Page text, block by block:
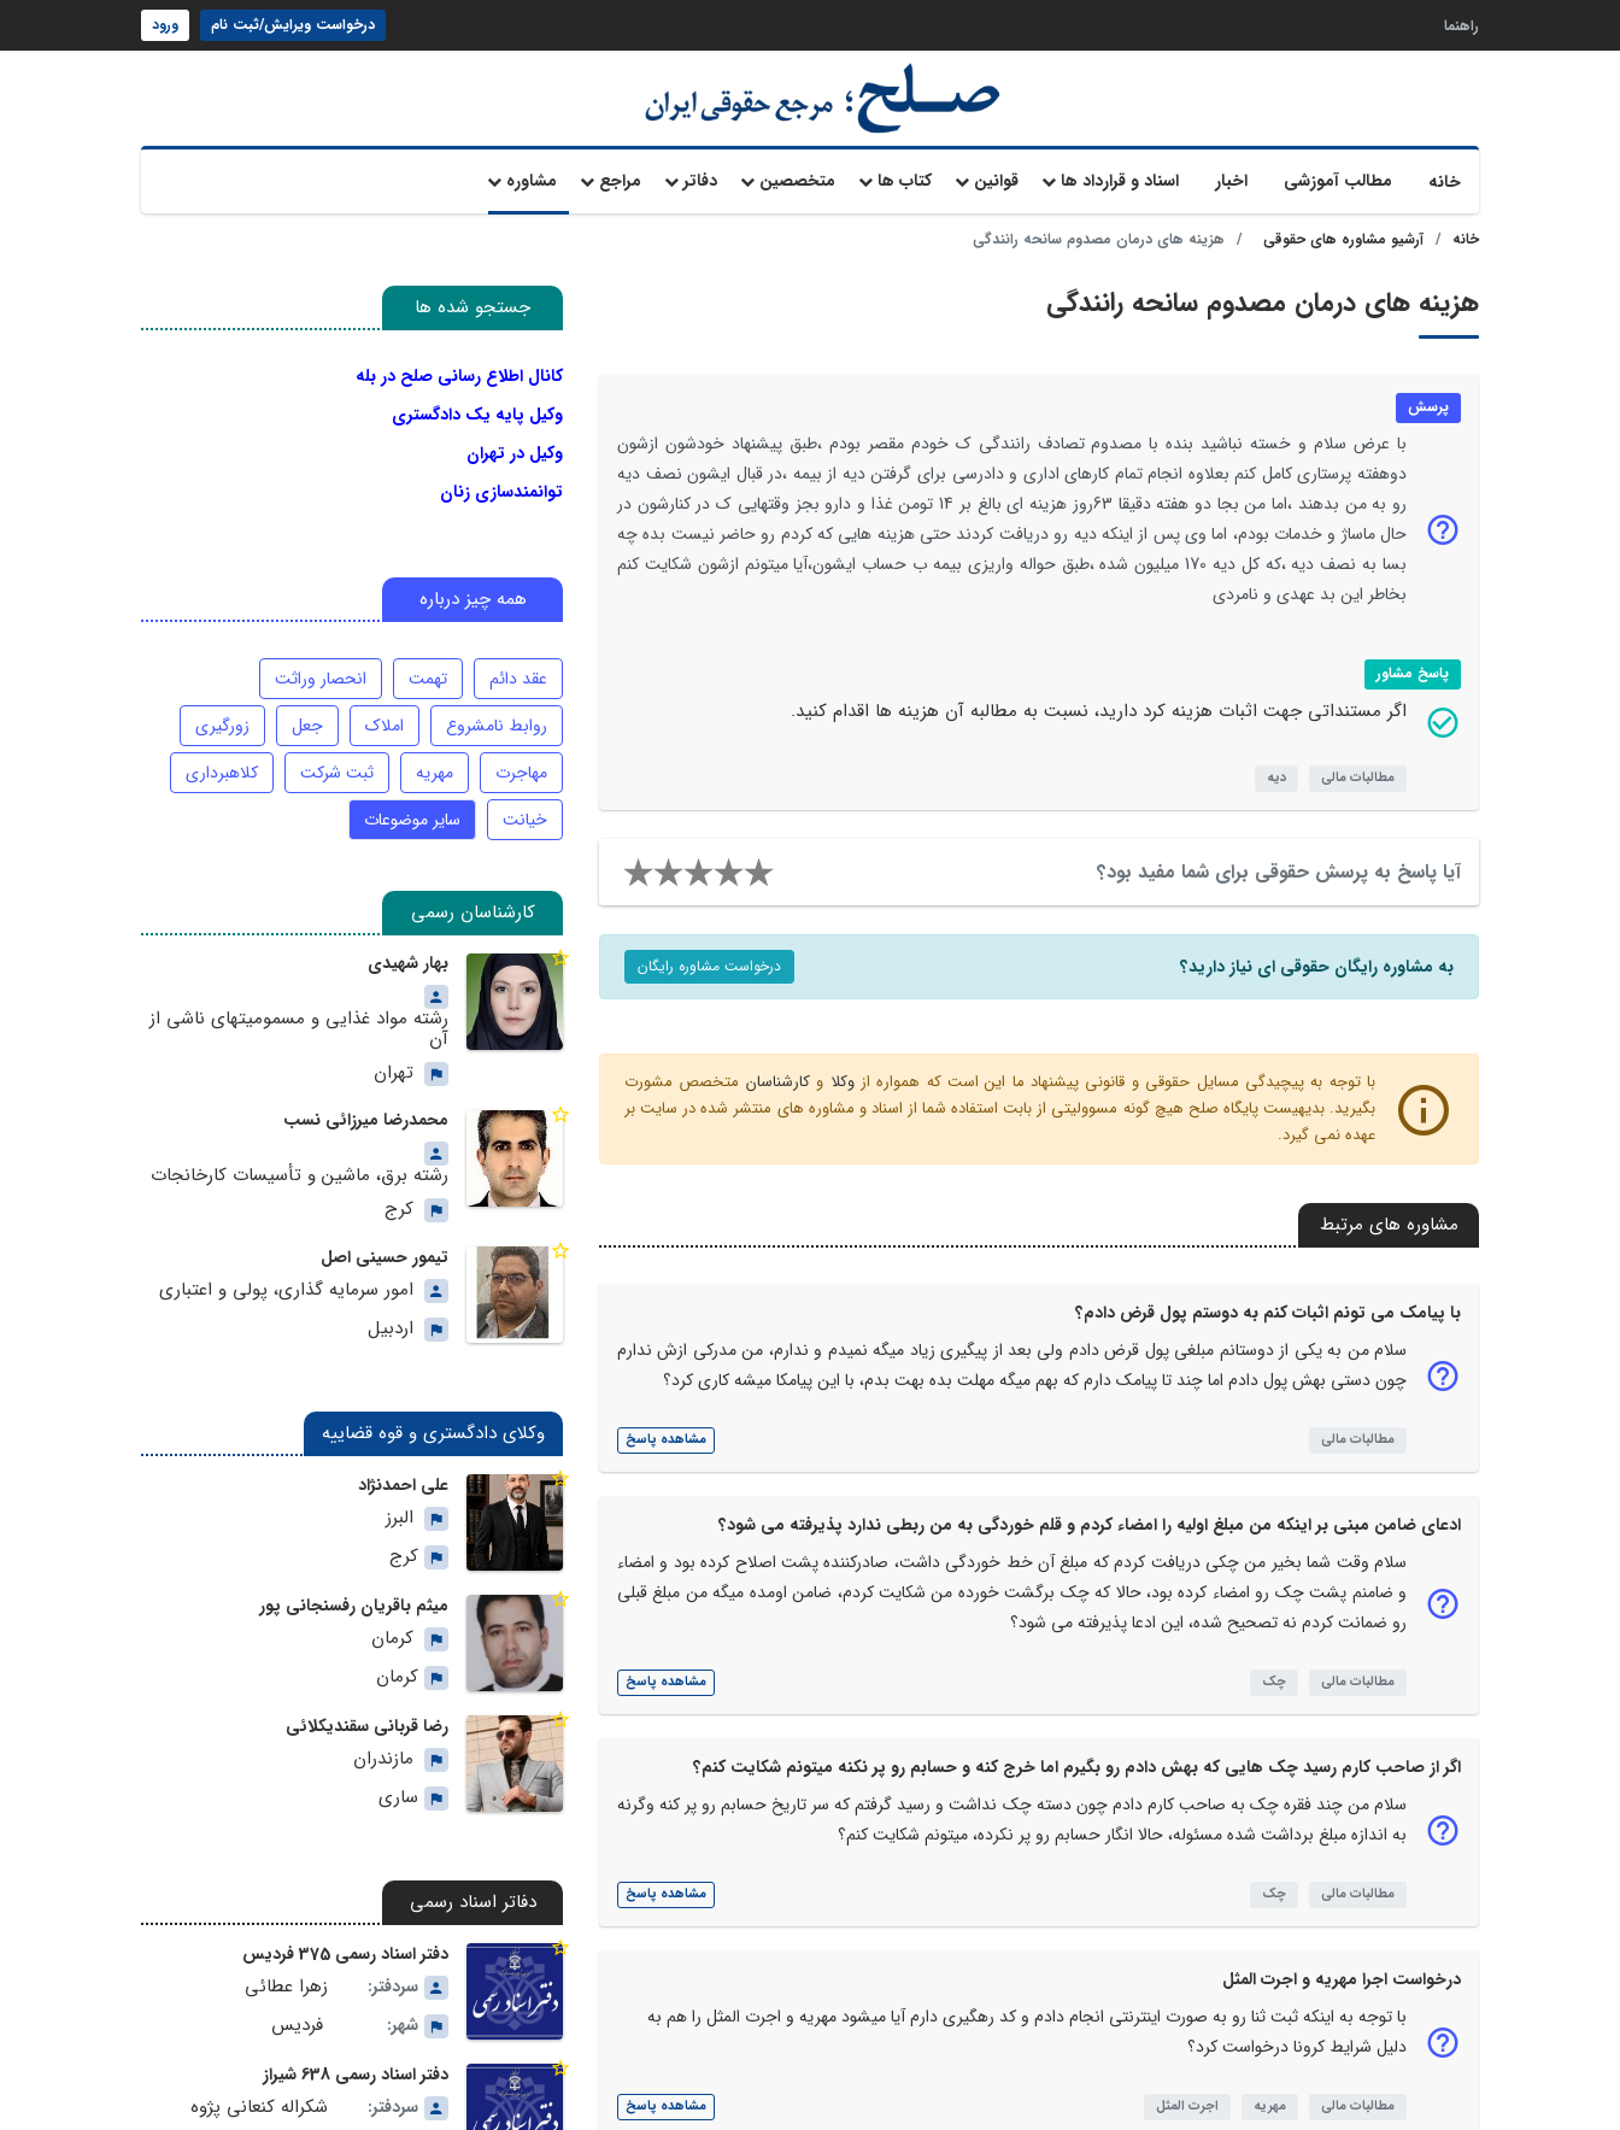
راهنما درخواست ویرایش/ثبت نام ورود
خانه مطالب آموزشی اخبار اسناد و قرارداد ها قوانین کتاب ها متخصصین دفاتر مراجع مشاوره
خانه آرشیو مشاوره های حقوقی هزینه های درمان مصدوم سانحه رانندگی
هزینه های درمان مصدوم سانحه رانندگی
پرسش
با عرض سلام و خسته نباشید بنده با مصدوم تصادف رانندگی ک خودم مقصر بودم ،طبق پیشنهاد خودشون ازشون
دوهفته پرستاری کامل کنم بعلاوه انجام تمام کارهای اداری و دادرسی برای گرفتن دیه از بیمه ،در قبال ایشون نصف دیه
رو به من بدهند ،اما من بجا دو هفته دقیقا 63روز هزینه ای بالغ بر 14 تومن غذا و دارو بجز وقتهایی ک در کنارشون در
حال ماساژ و خدمات بودم، اما وی پس از اینکه دیه رو دریافت کردند حتی هزینه هایی که کردم رو حاضر نیست بده چه
بسا به نصف دیه ،که کل دیه 170 میلیون شده ،طبق حواله واریزی بیمه ب حساب ایشون،آیا میتونم ازشون شکایت کنم
بخاطر این بد عهدی و نامردی
پاسخ مشاور
اگر مستنداتی جهت اثبات هزینه کرد دارید، نسبت به مطالبه آن هزینه ها اقدام کنید.
مطالبات مالی دیه
آیا پاسخ به پرسش حقوقی برای شما مفید بود؟
به مشاوره رایگان حقوقی ای نیاز دارید؟ درخواست مشاوره رایگان
با توجه به پیچیدگی مسایل حقوقی و قانونی پیشنهاد ما این است که همواره ازوکلا وکارشناسان متخصص مشورت
بگیرید. بدیهیست پایگاه صلح هیچ گونه مسوولیتی از بابت استفاده شما از اسناد و مشاوره های منتشر شده در سایت بر
عهده نمی گیرد.
مشاوره های مرتبط
با پیامک می تونم اثبات کنم به دوستم پول قرض دادم؟
سلام من به یکی از دوستانم مبلغی پول قرض دادم ولی بعد از پیگیری زیاد میگه نمیدم و ندارم، من مدرکی ازش ندارم
چون دستی بهش پول دادم اما چند تا پیامک دارم که بهم میگه مهلت بده بهت بدم، با این پیامکا میشه کاری کرد؟
مطالبات مالی مشاهده پاسخ
ادعای ضامن مبنی بر اینکه من مبلغ اولیه را امضاء کردم و قلم خوردگی به من ربطی ندارد پذیرفته می شود؟
سلام وقت شما بخیر من چکی دریافت کردم که مبلغ آن خط خوردگی داشت، صادرکننده پشت اصلاح کرده بود و امضاء
و ضامنم پشت چک رو امضاء کرده بود، حالا که چک برگشت خورده من شکایت کردم، ضامن اومده میگه من مبلغ قبلی
رو ضمانت کردم نه تصحیح شده، این ادعا پذیرفته می شود؟
مطالبات مالی چک مشاهده پاسخ
اگر از صاحب کارم رسید چک هایی که بهش دادم رو بگیرم اما خرج کنه و حسابم رو پر نکنه میتونم شکایت کنم؟
سلام من چند فقره چک به صاحب کارم دادم چون دسته چک نداشت و رسید گرفتم که سر تاریخ حسابم رو پر کنه وگرنه
به اندازه مبلغ برداشت شده مسئوله، حالا انگار حسابم رو پر نکرده، میتونم شکایت کنم؟
مطالبات مالی چک مشاهده پاسخ
درخواست اجرا مهریه و اجرت المثل
با توجه به اینکه ثبت ثنا رو به صورت اینترنتی انجام دادم و کد رهگیری دارم آیا میشود مهریه و اجرت المثل را هم به
دلیل شرایط کرونا درخواست کرد؟
مطالبات مالی مهریه اجرت المثل مشاهده پاسخ
جستجو شده ها
کانال اطلاع رسانی صلح در بله
وکیل پایه یک دادگستری
وکیل در تهران
توانمندسازی زنان
همه چیز درباره
عقد دائم تهمت
انحصار وراثت
روابط نامشروع
املاک جعل
زورگیری
مهاجرت
مهریه ثبت شرکت
کلاهبرداری
خیانت
سایر موضوعات
کارشناسان رسمی
بهار شهیدی
رشته مواد غذایی و مسمومیتهای ناشی از
آن
تهران
محمدرضا میرزائی نسب
رشته برق، ماشین و تأسیسات کارخانجات
کرج
تیمور حسینی اصل
امور سرمایه گذاری، پولی و اعتباری
اردبیل
وکلای دادگستری و قوه قضاییه
علی احمدنژاد
البرز
کرج
میثم باقریان رفسنجانی پور
کرمان
کرمان
رضا قربانی سقندیکلائی
مازندران
ساری
دفاتر اسناد رسمی
دفتر اسناد رسمی 375 فردیس
سردفتر:
زهرا عطائی
شهر: فردیس
دفتر اسناد رسمی 638 شیراز
سردفتر:
شکراله کنعانی پژوه